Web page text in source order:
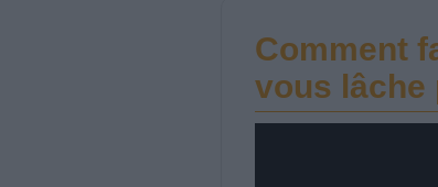
Comment
vous lâche